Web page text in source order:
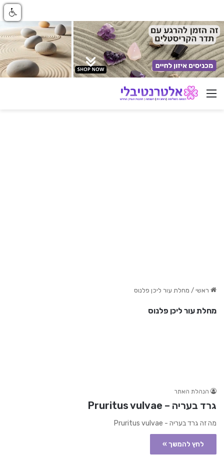
ניווט באתר
ראשי / מחלת עור ליכן פלנוס
מחלת עור ליכן פלנוס
הנהלת האתר
גרד בעריה – Pruritus vulvae
מה זה גרד בעריה - Pruritus vulvae
לחץ להמשך »